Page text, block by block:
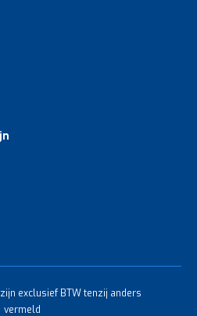
exclusief BTW tenzij anders
vermeld